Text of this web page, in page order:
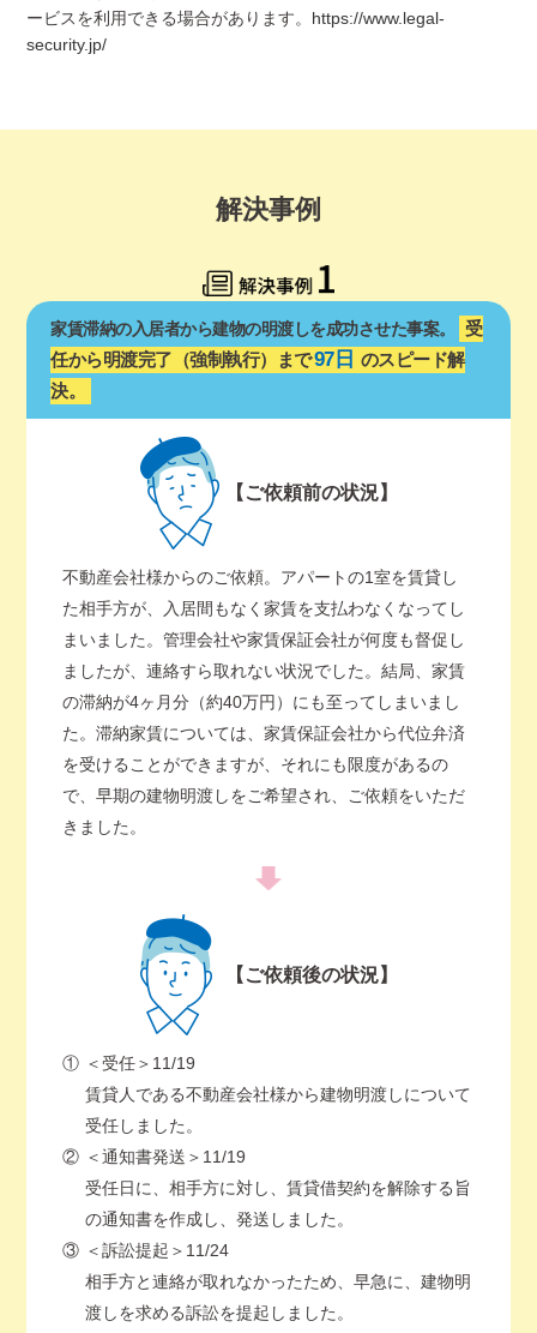
ービスを利用できる場合があります。 https://www.legal-
security.jp/
解決事例
家賃滞納の入居者から建物の明渡しを成功させた事案。
受
任から明渡完了（強制執行）まで97日 のスピード解
決。
【ご依頼前の状況】
不動産会社様からのご依頼。アパートの1室を賃貸し
た相手方が、入居間もなく家賃を支払わなくなってし
まいました。管理会社や家賃保証会社が何度も督促し
ましたが、連絡すら取れない状況でした。結局、家賃
の滞納が4ヶ月分（約40万円）にも至ってしまいまし
た。滞納家賃については、家賃保証会社から代位弁済
を受けることができますが、それにも限度があるの
で、早期の建物明渡しをご希望され、ご依頼をいただ
きました。
【ご依頼後の状況】
① ＜受任＞11/19
賃貸人である不動産会社様から建物明渡しについて
受任しました。
② ＜通知書発送＞11/19
受任日に、相手方に対し、賃貸借契約を解除する旨
の通知書を作成し、発送しました。
③ ＜訴訟提起＞11/24
相手方と連絡が取れなかったため、早急に、建物明
渡しを求める訴訟を提起しました。